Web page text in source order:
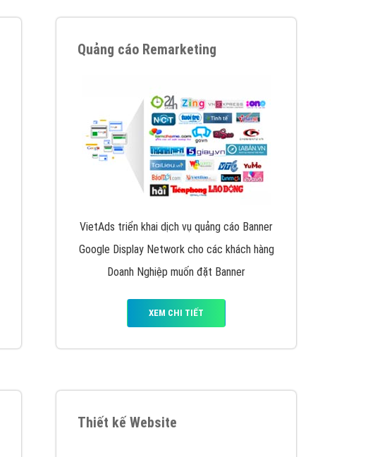
Quảng cáo Remarketing
VietAds triển khai dịch vụ quảng cáo Banner
Google Display Network cho các khách hàng
Doanh Nghiệp muốn đặt Banner
XEM CHI TIẾT
Thiết kế Website